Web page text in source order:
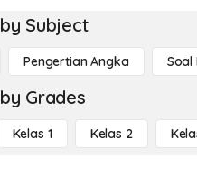
Subject
Pengertian Angka
Grades
Kelas 1 Kelas 2